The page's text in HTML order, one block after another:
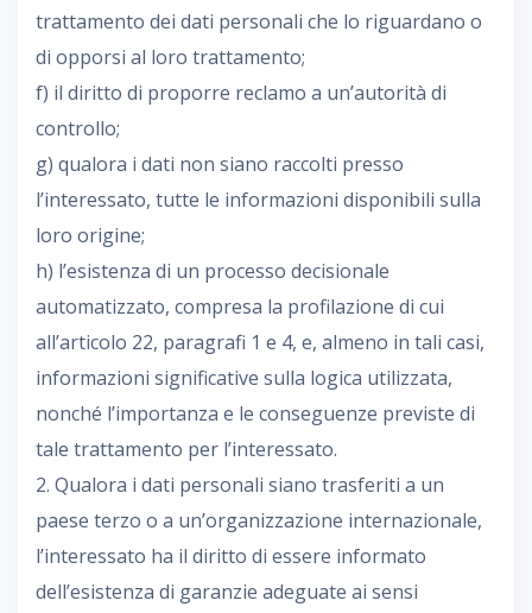
trattamento dei dati personali che lo riguardano o
di opporsi al loro trattamento;
f) il diritto di proporre reclamo a un’autorità di
controllo;
g) qualora i dati non siano raccolti presso
l’interessato, tutte le informazioni disponibili sulla
loro origine;
h) l’esistenza di un processo decisionale
automatizzato, compresa la profilazione di cui
all’articolo 22, paragrafi 1 e 4, e, almeno in tali casi,
informazioni significative sulla logica utilizzata,
nonché l’importanza e le conseguenze previste di
tale trattamento per l’interessato.
2. Qualora i dati personali siano trasferiti a un
paese terzo o a un’organizzazione internazionale,
l’interessato ha il diritto di essere informato
dell’esistenza di garanzie adeguate ai sensi